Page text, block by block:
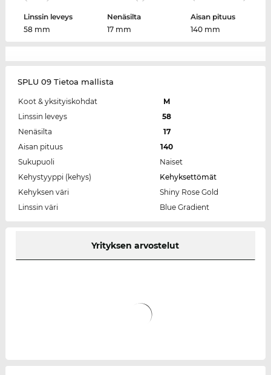
Linssin leveys
58 mm
Nenäsilta
17 mm
Aisan pituus
140 mm
SPLU 09 Tietoa mallista
Koot & yksityiskohdat
M
Linssin leveys
58
Nenäsilta
17
Aisan pituus
140
Sukupuoli
Naiset
Kehystyyppi (kehys)
Kehyksettömät
Kehyksen väri
Shiny Rose Gold
Linssin väri
Blue Gradient
Yrityksen arvostelut